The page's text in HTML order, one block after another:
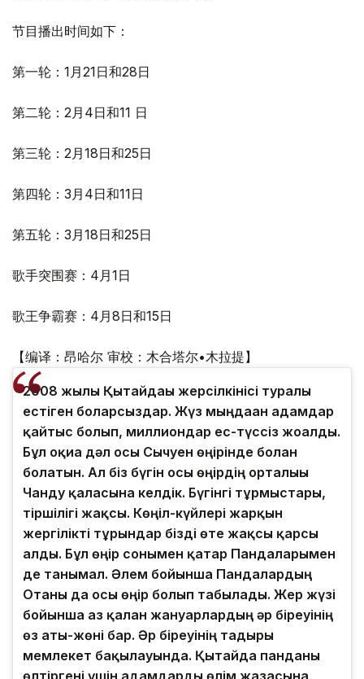
节目播出时间如下：
第一轮：1月21日和28日
第二轮：2月4日和11 日
第三轮：2月18日和25日
第四轮：3月4日和11日
第五轮：3月18日和25日
歌手突围赛：4月1日
歌王争霸赛：4月8日和15日
【编译：昂哈尔 审校：木合塔尔•木拉提】
2008 жылғы Қытайдағы жерсілкінісі туралы
естіген боларсыздар. Жүз мыңдаған адамдар
қайтыс болып, миллиондар ес-түссіз жоғалды.
Бұл оқиға дәл осы Сычуен өңірінде болған
болатын. Ал біз бүгін осы өңірдің орталығы
Чанду қаласына келдік. Бүгінгі тұрмыстары,
тіршілігі жақсы. Көңіл-күйлері жарқын
жергілікті тұрғындар бізді өте жақсы қарсы
алды. Бұл өңір сонымен қатар Пандаларымен
де танымал. Әлем бойынша Пандалардың
Отаны да осы өңір болып табылады. Жер жүзі
бойынша аз қалған жануарлардың әр біреуінің
өз аты-жөні бар. Әр біреуінің тағдыры
мемлекет бақылауында. Қытайда панданы